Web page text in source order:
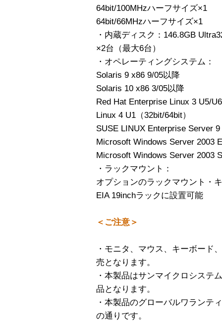
64bit/100MHzハーフサイズ×1
64bit/66MHzハーフサイズ×1
・内蔵ディスク：146.8GB
×2台（最大6台）
・オペレーティングシステム：
Solaris 9 x86 9/05以降
Solaris 10 x86 3/05以降
Red Hat Enterprise Linux 3 U5/
Linux 4 U1（32bit/64bit）
SUSE LINUX Enterprise Server
Microsoft Windows Server 2003
Microsoft Windows Server 2003
・ラックマウント：
オプションのラックマウント・
EIA 19inchラックに設置可能
＜ご注意＞
・モニタ、マウス、キーボード
売となります。
・本製品はサンマイクロシステ
品となります。
・本製品のグローバルワランテ
の通りです。